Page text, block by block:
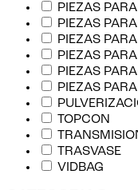
PIEZAS
PIEZAS
PIEZAS
PIEZAS
PIEZAS
PIEZAS
TOPCON
TRASVASE
VIDBAG